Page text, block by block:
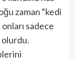
zaman “kedi
sadece